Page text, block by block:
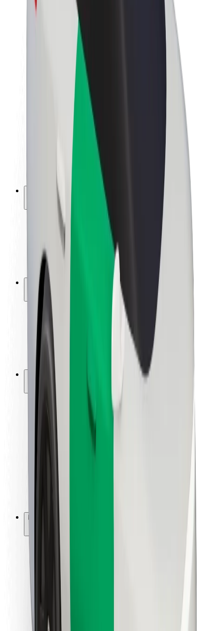
Fenntarthatóság a Boltnál
Project Zero
Sajtószoba
Befektetői kapcsolatok
Vezetőség
Urban Fund
Utasbiztonság
E-roller biztonság
Biztonsági részleg
Városok
Lokációk
Városi megoldások
Repülőtér
Bolt töltőállomások
Súgó
Utasoknak
Sofőröknek
Ételfutároknak
Bolt Food
Flottapartnereknek
Bolt for Business
Egyéb
Beszállítók
Biztonság
Pár perc alatt ott vagyunk érted!